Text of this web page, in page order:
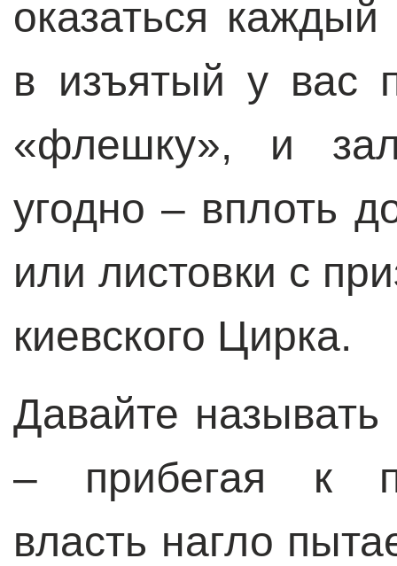
оказаться каждый
в изъятый у вас
«флешку», и
угодно – вплоть
или листовки с
киевского Цирка.
Давайте
– прибегая к
власть нагло